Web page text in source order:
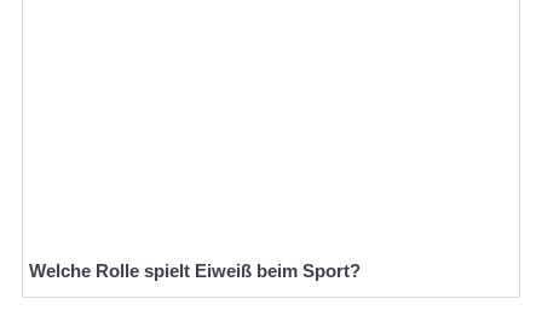
Welche Rolle spielt Eiweiß beim Sport?